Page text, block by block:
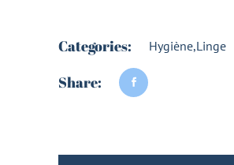
Categories: Hygiène,Linge
Share: